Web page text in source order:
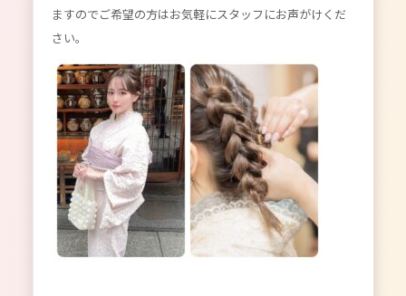
ますのでご希望の方はお気軽にスタッフにお声がけくだ
さい。